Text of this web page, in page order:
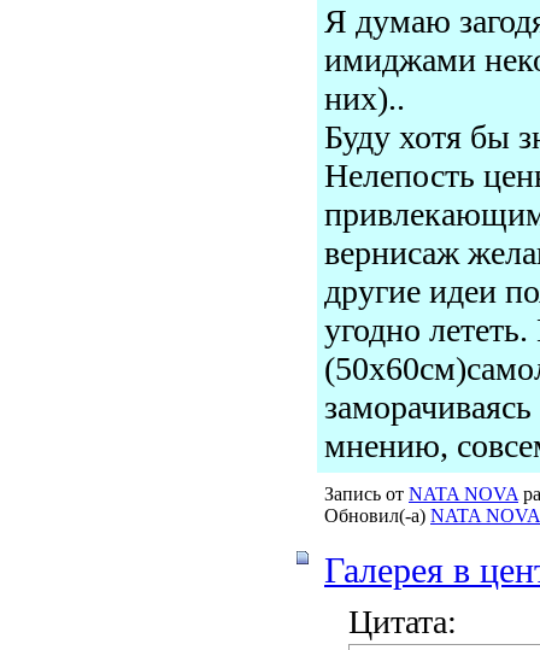
Я думаю
имиджами
них)..
Буду хотя бы
Нелепость
вернисаж
другие идеи
угодно
мнению,
Запись от NATA NOVA
Обновил(-а) NATA NOVA
Галерея в
Цитата: